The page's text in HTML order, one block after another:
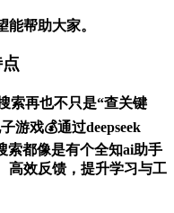
帮助大家。
索再也不只是“查关键
游戏💰通过deepseek
索都像是有个全知ai助手
高效反馈，提升学习与工